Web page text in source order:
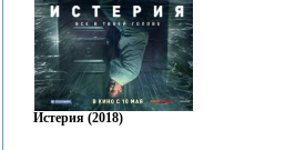
Истерия (2018)